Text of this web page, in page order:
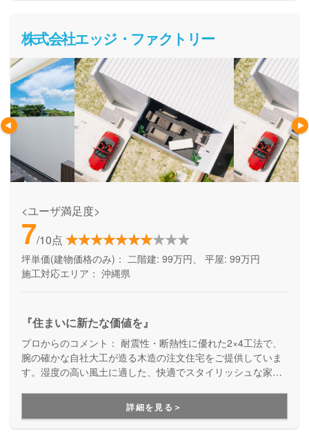
株式会社エッジ・ファクトリー
<ユーザ満足度>
7/10点
坪単価(建物価格のみ)： 二階建: 99万円、 平屋: 99万円
施工対応エリア： 沖縄県
『住まいに新たな価値を』
プロからのコメント： 耐震性・断熱性に優れた2×4工法で、
腕の確かな自社大工が造る木造の注文住宅をご提供していま
す。湿度の高い風土に適した、快適でスタイリッシュな家づ
運んでいただきたい住宅ブランドです。
詳細を見る＞